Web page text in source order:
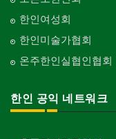
한인여성회
한인미술가협회
온주한인실협인협회
한인 공익 네트워크